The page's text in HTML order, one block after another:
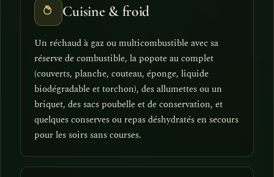
Cuisine & froid
Un réchaud à gaz ou multicombustible avec sa
réserve de combustible, la popote au complet
(couverts, planche, couteau, éponge, liquide
biodégradable et torchon), des allumettes ou un
briquet, des sacs poubelle et de conservation, et
quelques conserves ou repas déshydratés en secours
pour les soirs sans courses.